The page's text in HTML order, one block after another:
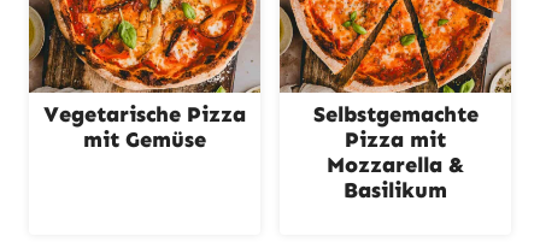
Vegetarische Pizza
mit Gemüse
Selbstgemachte
Pizza mit
Mozzarella &
Basilikum